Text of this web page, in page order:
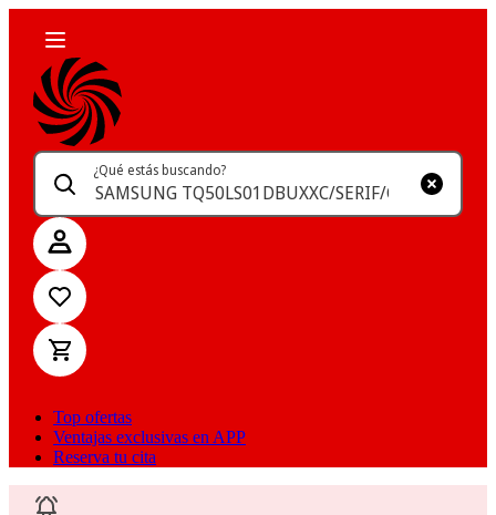
¿Qué estás buscando?
Top ofertas
Ventajas exclusivas en APP
Reserva tu cita